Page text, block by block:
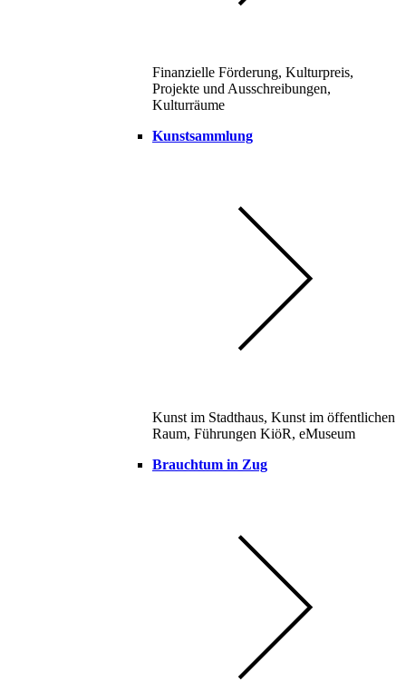
Finanzielle Förderung, Kulturpreis,
Projekte und Ausschreibungen,
Kulturräume
Kunstsammlung
Kunst im Stadthaus, Kunst im öffentlichen
Raum, Führungen KiöR, eMuseum
Brauchtum in Zug